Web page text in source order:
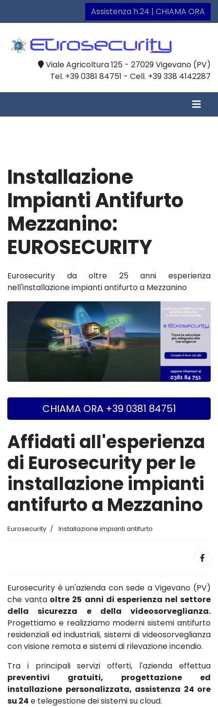
Assistenza h.24 | CHIAMA ORA
Viale Agricoltura 125 - 27029 Vigevano (PV)
Tel. +39 0381 84751 - Cell. +39 338 4142287
Installazione
Impianti Antifurto
Mezzanino:
EUROSECURITY
Eurosecurity da oltre 25 anni esperienza
nell'installazione impianti antifurto a Mezzanino
CHIAMA ORA +39 0381 84751
Affidati all'esperienza
di Eurosecurity per le
installazione impianti
antifurto a Mezzanino
Eurosecurity Installazione impianti antifurto
Eurosecurity è un'azienda con sede a Vigevano (PV)
che vanta oltre 25 anni di esperienza nel settore
della sicurezza e della videosorveglianza.
Progettiamo e realizziamo moderni sistemi antifurto
residenziali ed industriali, sistemi di videosorveglianza
con visione remota e sistemi di rilevazione incendio.
Tra i principali servizi offerti, l'azienda effettua
preventivi gratuiti, progettazione ed
installazione personalizzata, assistenza 24 ore
su 24 e telegestione dei sistemi su cloud.